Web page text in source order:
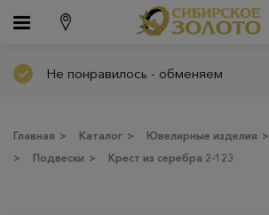
Не понравилось - обменяем
Главная > Каталог > Ювелирные изделия >
>
Подвески > Крест из серебра 2-123